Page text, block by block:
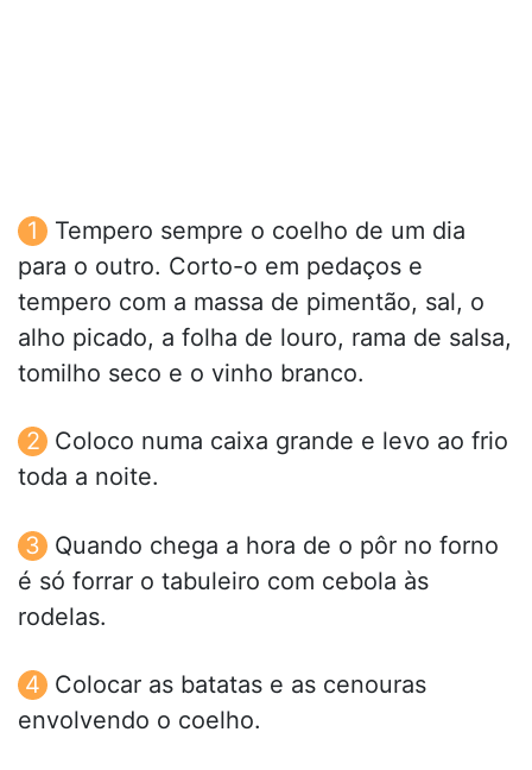
Tempero sempre o coelho de um dia
para o outro. Corto-o em pedaços e
tempero com a massa de pimentão, sal, o
alho picado, a folha de louro, rama de salsa,
tomilho seco e o vinho branco.
Coloco numa caixa grande e levo ao frio
toda a noite.
Quando chega a hora de o pôr no forno
é só forrar o tabuleiro com cebola às
rodelas.
Colocar as batatas e as cenouras
envolvendo o coelho.